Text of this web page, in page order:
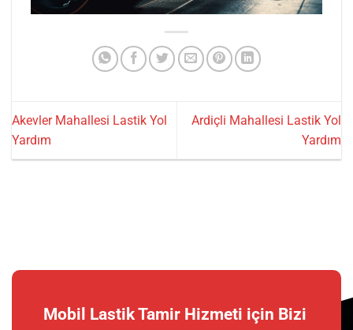
Akevler Mahallesi Lastik Yol
Yardım
Ardiçli Mahallesi Lastik Yol
Yardım
Mobil Lastik Tamir Hizmeti için Bizi